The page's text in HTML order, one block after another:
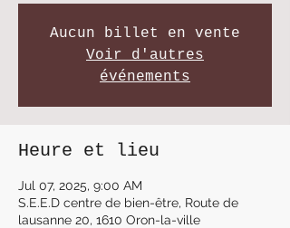
Aucun billet en vente
Voir d'autres
événements
Heure et lieu
Jul 07, 2025, 9:00 AM
S.E.E.D centre de bien-être, Route de
lausanne 20, 1610 Oron-la-ville